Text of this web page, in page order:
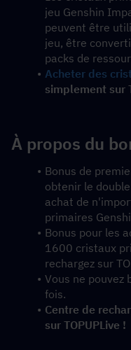
jeu Genshin
peuvent être
jeu, être
packs de
Acheter des
simplement sur
À propos du
Bonus de
obtenir le
achat de
primaires
Bonus pour les
1600 cristaux
rechargez sur
Vous ne pouvez
fois.
Centre de
sur TOPUPLive !